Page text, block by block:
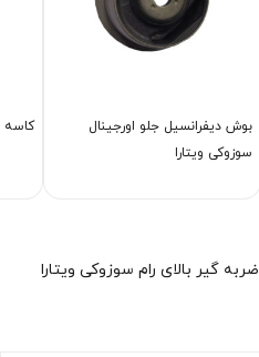
بوش دیفرانسیل جلو اورجینال
سوزوکی ویتارا
كاسه
ضربه گیر بالای رام سوزوکی ویتارا